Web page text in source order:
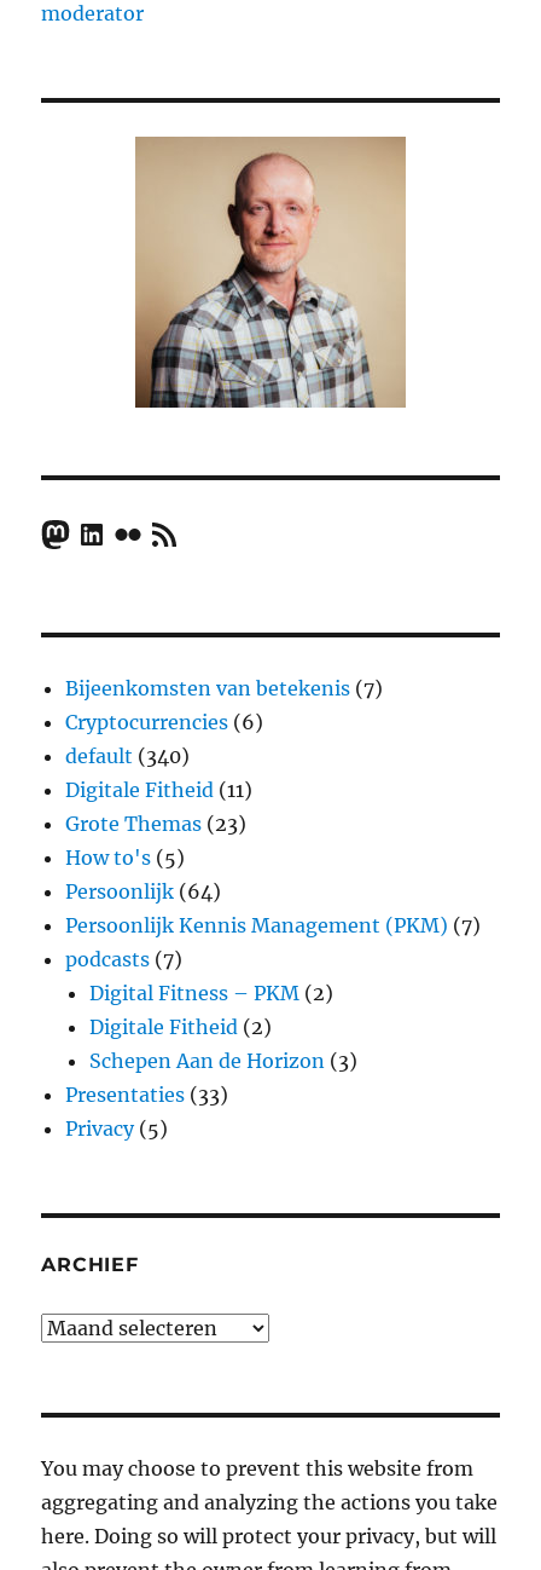
moderator
Mastodon
LinkedIn
FlickrRSS Feed
Bijeenkomsten van betekenis (7)
Cryptocurrencies (6)
default (340)
Digitale Fitheid (11)
Grote Themas (23)
How to's (5)
Persoonlijk (64)
Persoonlijk Kennis Management (PKM) (7)
podcasts (7)
Digital Fitness – PKM (2)
Digitale Fitheid (2)
Schepen Aan de Horizon (3)
Presentaties (33)
Privacy(5)
ARCHIEF
Archief
You may choose to prevent this website from
aggregating and analyzing the actions you take
here. Doing so will protect your privacy, but will